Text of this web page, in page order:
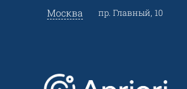
Москва пр. Главный, 10